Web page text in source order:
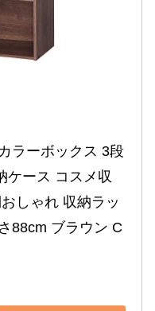
ラーボックス 3段
ケース コスメ収
しゃれ 収納ラッ
88cm ブラウン C